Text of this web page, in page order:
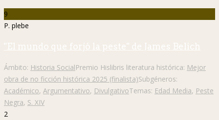
9
P. plebe
"El mundo que forjó la peste" de James Belich
Ámbito: Historia SocialPremio Hislibris literatura histórica: Mejor
obra de no ficción histórica 2025 (finalista)Subgéneros:
Académico, Argumentativo, DivulgativoTemas: Edad Media, Peste
Negra, S. XIV
2